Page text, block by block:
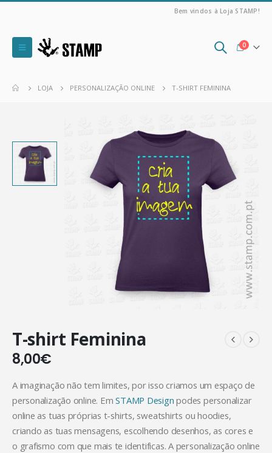
Bem vindos à Loja STAMP!
0
LOJA PERSONALIZAÇÃO ONLINE T-SHIRT FEMININA
T-shirt Feminina
8,00€
A imaginação não tem limites, por isso criamos um espaço de
personalização online. EmSTAMP Design podes personalizar
online as tuas próprias t-shirts, sweatshirts ou hoodies,
criando as tuas mensagens, escolhendo desenhos, as cores e
o grafismo com que mais te identificas. A personalização online